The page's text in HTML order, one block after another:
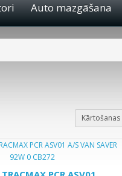
Auto mazgāšana
Kārtošanas